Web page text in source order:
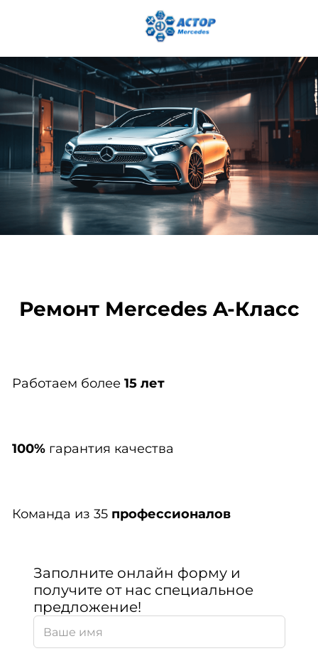
Ремонт Mercedes A-Класс
Работаем более 15 лет
100%гарантия качества
Команда из 35 профессионалов
Заполните онлайн форму и
получите от нас специальное
предложение!